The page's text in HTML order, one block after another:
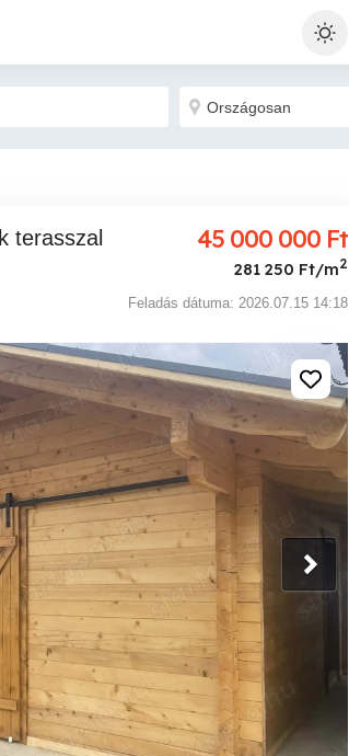
45 000 000 Ft
281 250 Ft/m2
Feladás dátuma: 2026.07.15 14:18